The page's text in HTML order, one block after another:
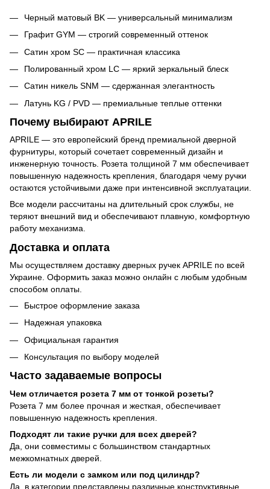
Черный матовый BK — универсальный минимализм
Графит GYM — строгий современный оттенок
Сатин хром SC — практичная классика
Полированный хром LC — яркий зеркальный блеск
Сатин никель SNM — сдержанная элегантность
Латунь KG / PVD — премиальные теплые оттенки
Почему выбирают APRILE
APRILE — это европейский бренд премиальной дверной
фурнитуры, который сочетает современный дизайн и
инженерную точность. Розета толщиной 7 мм обеспечивает
повышенную надежность крепления, благодаря чему ручки
остаются устойчивыми даже при интенсивной эксплуатации.
Все модели рассчитаны на длительный срок службы, не
теряют внешний вид и обеспечивают плавную, комфортную
работу механизма.
Доставка и оплата
Мы осуществляем доставку дверных ручек APRILE по всей
Украине. Оформить заказ можно онлайн с любым удобным
способом оплаты.
Быстрое оформление заказа
Надежная упаковка
Официальная гарантия
Консультация по выбору моделей
Часто задаваемые вопросы
Чем отличается розета 7 мм от тонкой розеты?
Розета 7 мм более прочная и жесткая, обеспечивает
повышенную надежность крепления.
Подходят ли такие ручки для всех дверей?
Да, они совместимы с большинством стандартных
межкомнатных дверей.
Есть ли модели с замком или под цилиндр?
Да, в категории представлены различные конструктивные